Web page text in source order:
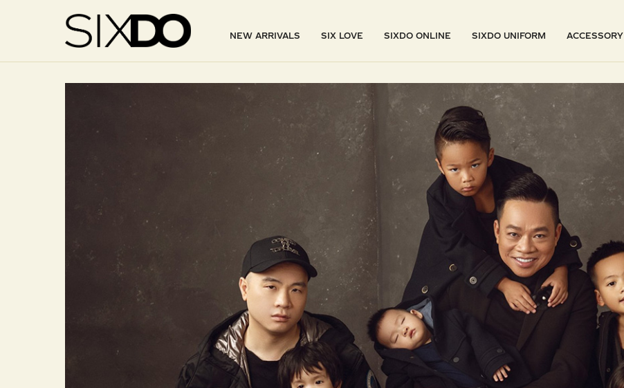
NEW ARRIVALS SIX LOVE SIXDO ONLINE SIXDO UNIFORM ACCESSORY